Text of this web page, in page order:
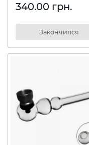
340.00 грн.
Закончился